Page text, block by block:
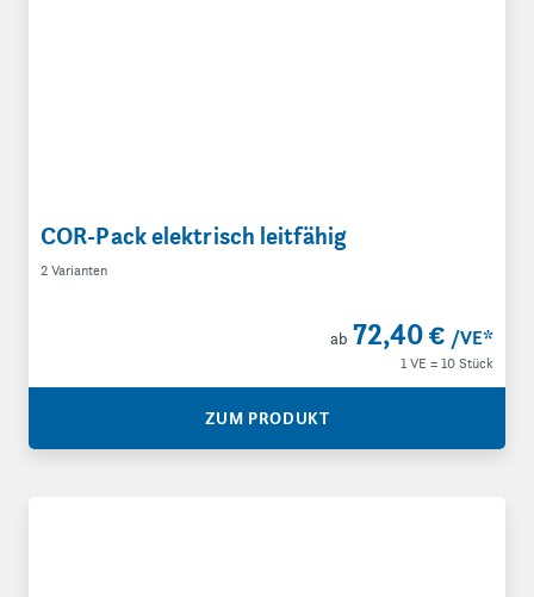
COR-Pack elektrisch leitfähig
2 Varianten
ab 72,40 € /VE*
1 VE = 10 Stück
ZUM PRODUKT